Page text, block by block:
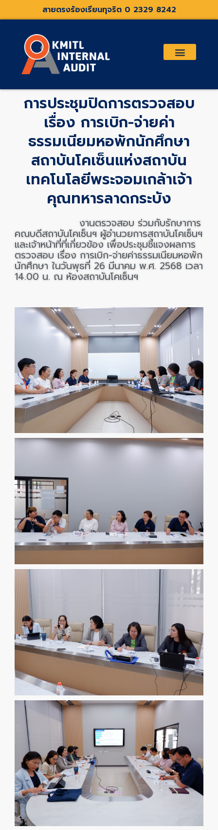
สายตรงร้องเรียนทุจริต 0 2329 8242
การประชุมปิดการตรวจสอบ
เรื่อง การเบิก-จ่ายค่า
ธรรมเนียมหอพักนักศึกษา
สถาบันโคเซ็นแห่งสถาบัน
เทคโนโลยีพระจอมเกล้าเจ้า
คุณทหารลาดกระบัง
งานตรวจสอบ ร่วมกับรักษาการ
คณบดีสถาบันโคเซ็นฯ ผู้อำนวยการสถาบันโคเซ็นฯ
และเจ้าหน้าที่ที่เกี่ยวข้องเพื่อประชุมชี้แจงผลการ
ตรวจสอบ เรื่อง การเบิก-จ่ายค่าธรรมเนียมหอพัก
นักศึกษา ในวันพุธที่ 26 มีนาคม พ.ศ. 2568 เวลา
14.00 น. ณ ห้องสถาบันโคเซ็นฯ